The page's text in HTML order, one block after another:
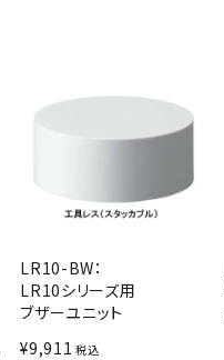
LR10-BW：
LR10シリーズ用
ブザーユニット
¥9,911 税込